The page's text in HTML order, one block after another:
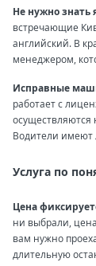
Не нужно знать
встречающие
английский. В
менеджером,
Исправные
работает с
Водители имеют
Услуга по
Цена
ни выбрали,
вам нужно
длительную